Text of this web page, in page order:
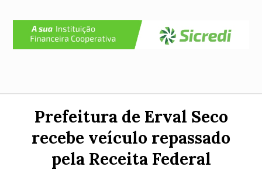
Prefeitura de Erval Seco
recebe veículo repassado
pela Receita Federal